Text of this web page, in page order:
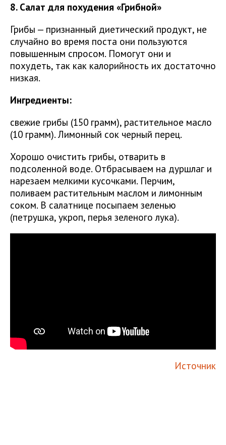
8. Салат для похудения «Грибной»
Грибы — признанный диетический продукт, не
случайно во время поста они пользуются
повышенным спросом. Помогут они и
похудеть, так как калорийность их достаточно
низкая.
Ингредиенты:
свежие грибы (150 грамм), растительное масло
(10 грамм). Лимонный сок черный перец.
Хорошо очистить грибы, отварить в
подсоленной воде. Отбрасываем на дуршлаг и
нарезаем мелкими кусочками. Перчим,
поливаем растительным маслом и лимонным
соком. В салатнице посыпаем зеленью
(петрушка, укроп, перья зеленого лука).
Источник